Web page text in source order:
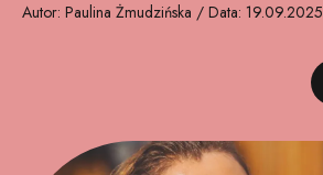
Autor: Paulina Żmudzińska / Data: 19.09.2025